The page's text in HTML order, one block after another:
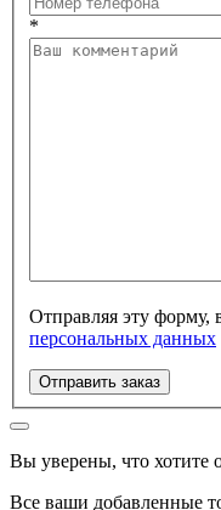
*
Отправляя эту форму,
персональных данных
Отправить заказ
Вы уверены, что хотите
Все ваши добавленные